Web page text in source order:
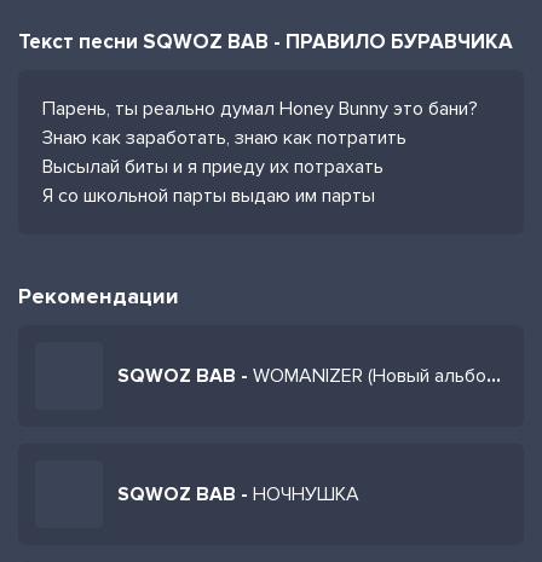
Текст песни SQWOZ BAB - ПРАВИЛО БУРАВЧИКА
Парень, ты реально думал Honey Bunny это бани?
Знаю как заработать, знаю как потратить
Высылай биты и я приеду их потрахать
Я со школьной парты выдаю им парты
Рекомендации
SQWOZ BAB - WOMANIZER (Новый альбом 2026)
SQWOZ BAB - НОЧНУШКА